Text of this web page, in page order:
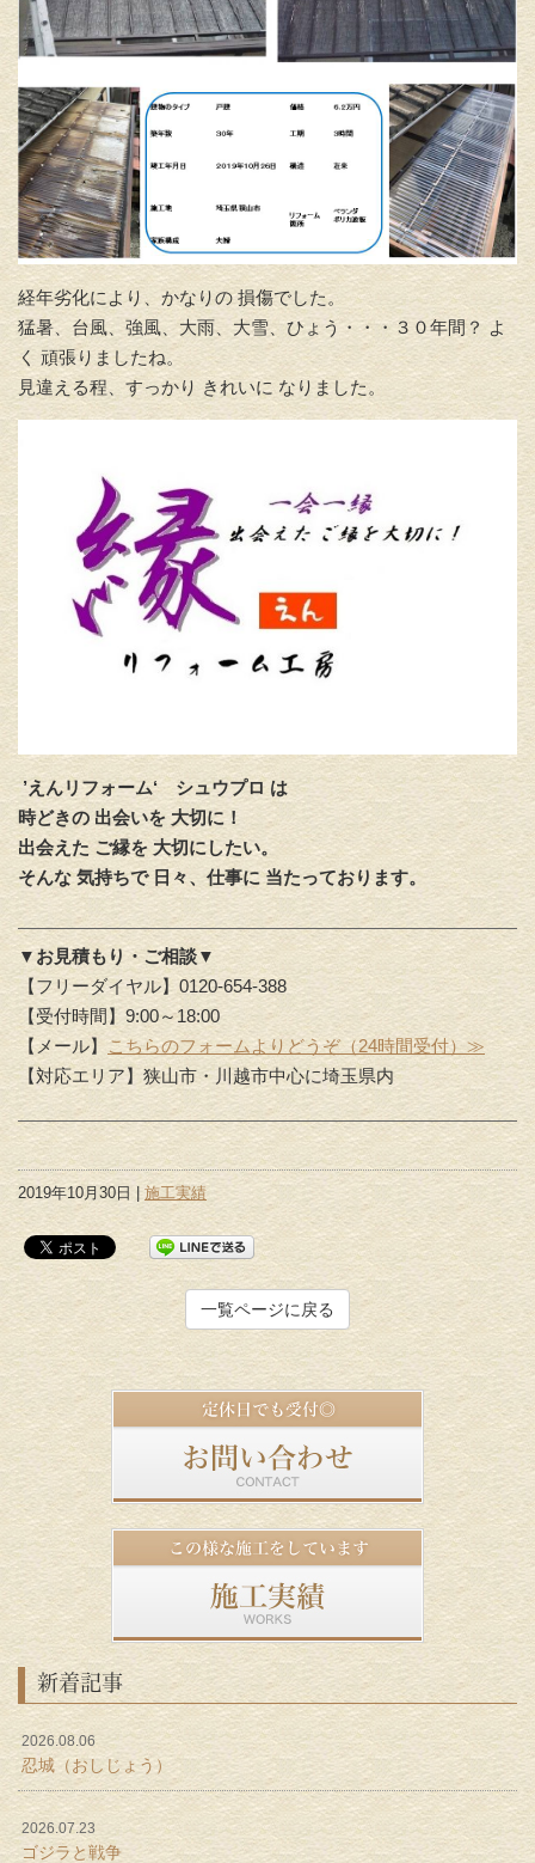
経年劣化により、かなりの 損傷でした。
猛暑、台風、強風、大雨、大雪、ひょう・・・３０年間？ よ
く 頑張りましたね。
見違える程、すっかり きれいに なりました。
’えんリフォーム‘ シュウプロ は
時どきの 出会いを 大切に！
出会えた ご縁を 大切にしたい。
そんな 気持ちで 日々、仕事に 当たっております。
▼お見積もり・ご相談▼
【フリーダイヤル】0120-654-388
【受付時間】9:00～18:00
【メール】
こちらのフォームよりどうぞ（24時間受付）≫
【対応エリア】狭山市・川越市中心に埼玉県内
2019年10月30日 | 施工実績
一覧ページに戻る
新着記事
2026.08.06
忍城（おしじょう）
2026.07.23
ゴジラと戦争